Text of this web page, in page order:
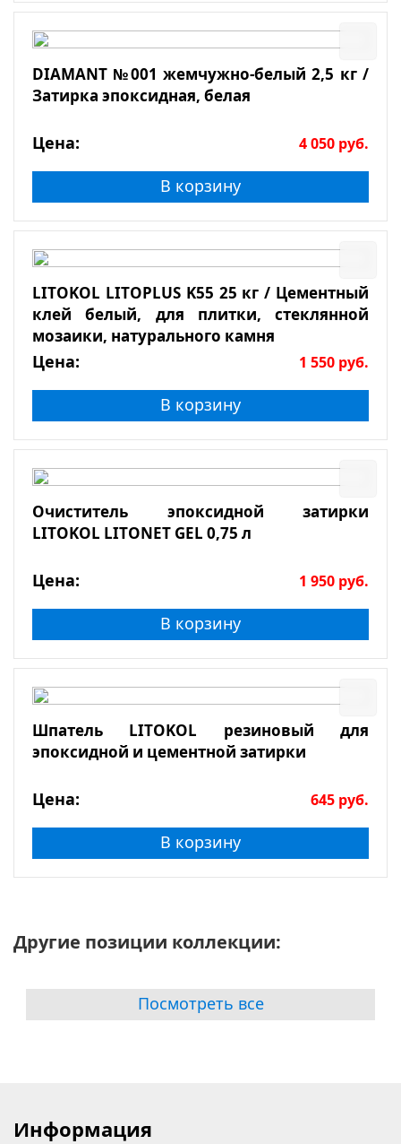
DIAMANT №001 жемчужно-белый 2,5 кг /
Затирка эпоксидная, белая
Цена: 4 050 руб.
В корзину
LITOKOL LITOPLUS K55 25 кг / Цементный
клей белый, для плитки, стеклянной
мозаики, натурального камня
Цена: 1 550 руб.
В корзину
Очиститель эпоксидной затирки
LITOKOL LITONET GEL 0,75 л
Цена: 1 950 руб.
В корзину
Шпатель LITOKOL резиновый для
эпоксидной и цементной затирки
Цена: 645 руб.
В корзину
Другие позиции коллекции:
Посмотреть все
Информация